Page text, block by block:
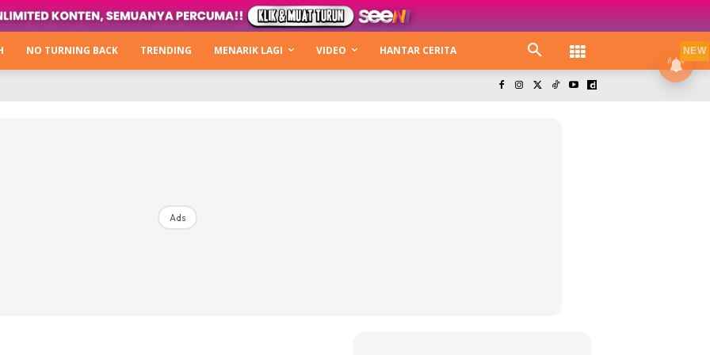
Hijabista
Next Level
NO TURNING BACK TRENDING MENARIK LAGI VIDEO HANTAR CERITA
Ads
NEW